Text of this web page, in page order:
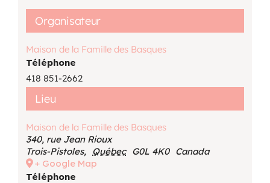
Lieu
Maison de la Famille des Basques
340, rue Jean Rioux
Trois-Pistoles, Québec G0L 4K0 Canada
+ Google Map
Téléphone
Organisateur
Maison de la Famille des Basques
Téléphone
418 851-2662